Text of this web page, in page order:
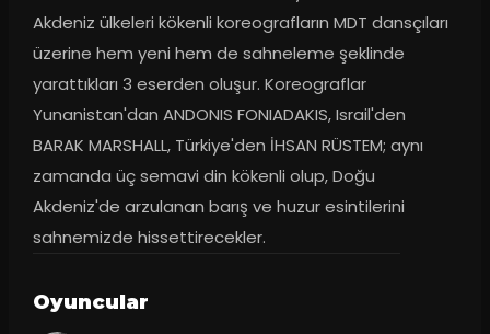
Akdeniz ülkeleri kökenli koreografların MDT dansçıları
üzerine hem yeni hem de sahneleme şeklinde
yarattıkları 3 eserden oluşur. Koreograflar
Yunanistan'dan ANDONIS FONIADAKIS, Israil'den
BARAK MARSHALL, Türkiye'den İHSAN RÜSTEM; aynı
zamanda üç semavi din kökenli olup, Doğu
Akdeniz'de arzulanan barış ve huzur esintilerini
sahnemizde hissettirecekler.
Oyuncular